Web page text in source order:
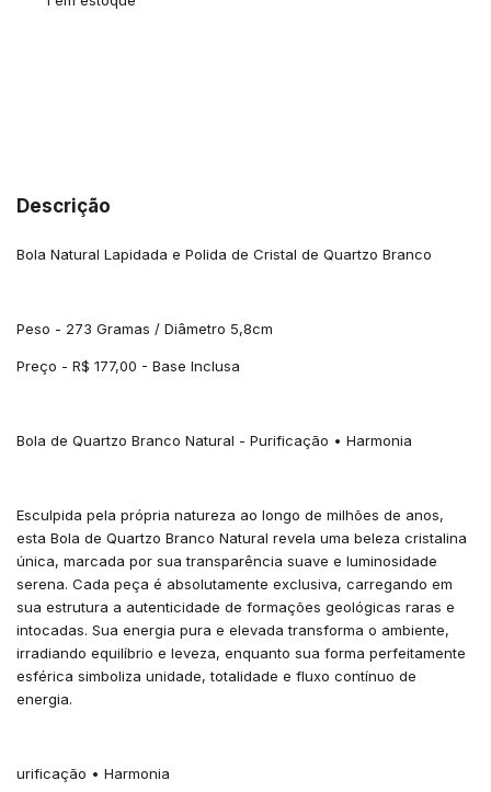
Descrição
Bola Natural Lapidada e Polida de Cristal de Quartzo Branco
Peso - 273 Gramas / Diâmetro 5,8cm
Preço - R$ 177,00 - Base Inclusa
Bola de Quartzo Branco Natural - Purificação • Harmonia
Esculpida pela própria natureza ao longo de milhões de anos,
esta Bola de Quartzo Branco Natural revela uma beleza cristalina
única, marcada por sua transparência suave e luminosidade
serena. Cada peça é absolutamente exclusiva, carregando em
sua estrutura a autenticidade de formações geológicas raras e
intocadas. Sua energia pura e elevada transforma o ambiente,
irradiando equilíbrio e leveza, enquanto sua forma perfeitamente
esférica simboliza unidade, totalidade e fluxo contínuo de
energia.
urificação • Harmonia